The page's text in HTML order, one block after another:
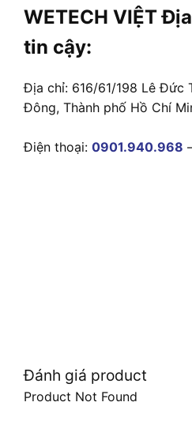
WETECH VIỆT
tin cậy:
Địa chỉ: 616/61/198 Lê Đức
Đông, Thành phố Hồ Chí
Điện thoại: 0901.940.968
Đánh giá product
Product Not Found